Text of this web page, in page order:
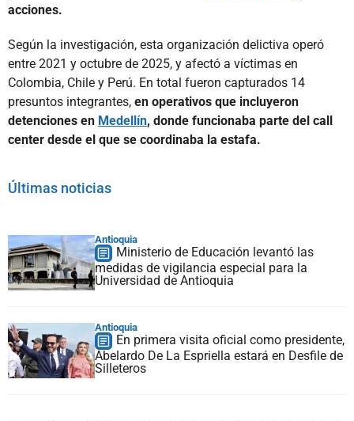
acciones.
Según la investigación, esta organización delictiva operó
entre 2021 y octubre de 2025, y afectó a víctimas en
Colombia, Chile y Perú. En total fueron capturados 14
presuntos integrantes, en operativos que incluyeron
detenciones en Medellín, donde funcionaba parte del call
center desde el que se coordinaba la estafa.
Últimas noticias
Antioquia
Ministerio de Educación levantó las
medidas de vigilancia especial para la
Universidad de Antioquia
Antioquia
En primera visita oficial como presidente,
Abelardo De La Espriella estará en Desfile de
Silleteros